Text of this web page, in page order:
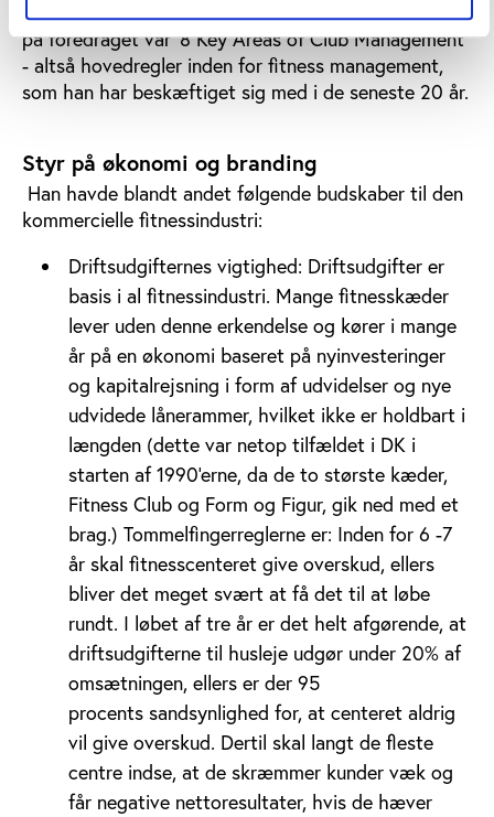
tilhørerne sikker sad en håndfuld konkurrenter. Titlen
på foredraget var '8 Key Areas of Club Management'
- altså hovedregler inden for fitness management,
som han har beskæftiget sig med i de seneste 20 år.
Styr på økonomi og branding
Han havde blandt andet følgende budskaber til den
kommercielle fitnessindustri:
Driftsudgifternes vigtighed: Driftsudgifter er
basis i al fitnessindustri. Mange fitnesskæder
lever uden denne erkendelse og kører i mange
år på en økonomi baseret på nyinvesteringer
og kapitalrejsning i form af udvidelser og nye
udvidede lånerammer, hvilket ikke er holdbart i
længden (dette var netop tilfældet i DK i
starten af 1990'erne, da de to største kæder,
Fitness Club og Form og Figur, gik ned med et
brag.) Tommelfingerreglerne er: Inden for 6 -7
år skal fitnesscenteret give overskud, ellers
bliver det meget svært at få det til at løbe
rundt. I løbet af tre år er det helt afgørende, at
driftsudgifterne til husleje udgør under 20% af
omsætningen, ellers er der 95
procents sandsynlighed for, at centeret aldrig
vil give overskud. Dertil skal langt de fleste
centre indse, at de skræmmer kunder væk og
får negative nettoresultater, hvis de hæver